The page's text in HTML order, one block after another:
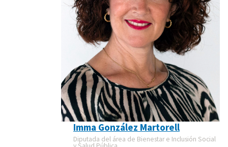
Imma González Martorell
Diputada del área de Bienestar e Inclusión Social